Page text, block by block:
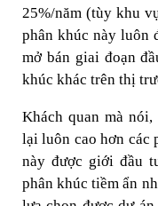
25%/năm (tùy khu
phân khúc này luôn
mở bán giai đoạn
khúc khác trên thị
Khách quan mà
lại luôn cao hơn các
này được giới đầu
phân khúc tiềm ẩn